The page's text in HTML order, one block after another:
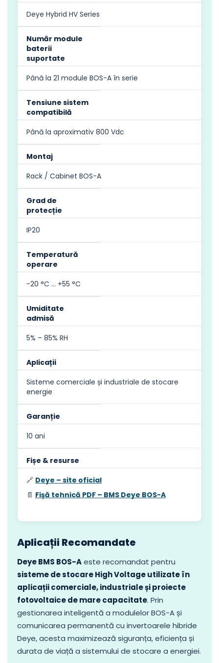
Deye Hybrid HV Series
Număr module
baterii
suportate
Până la 21 module BOS-A în serie
Tensiune sistem
compatibilă
Până la aproximativ 800 Vdc
Montaj
Rack / Cabinet BOS-A
Grad de
protecție
IP20
Temperatură
operare
-20 °C … +55 °C
Umiditate
admisă
5% – 85% RH
Aplicații
Sisteme comerciale și industriale de stocare
energie
Garanție
10 ani
Fișe & resurse
🔗 Deye – site oficial
📄 Fișă tehnică PDF – BMS Deye BOS-A
Aplicații Recomandate
Deye BMS BOS-Aeste recomandat pentru
sisteme de stocare High Voltage utilizate în
aplicații comerciale, industriale și proiecte
fotovoltaice de mare capacitate. Prin
gestionarea inteligentă a modulelor BOS-A și
comunicarea permanentă cu invertoarele hibride
Deye, acesta maximizează siguranța, eficiența și
durata de viață a sistemului de stocare a energiei.